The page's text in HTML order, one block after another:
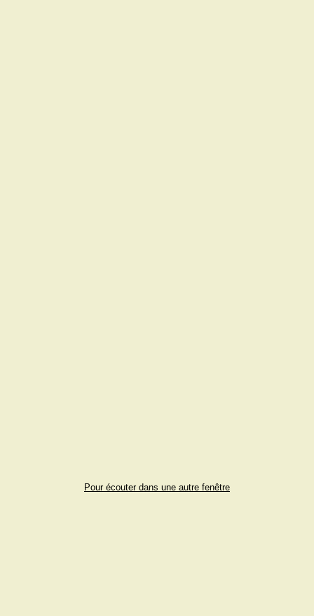
Pour écouter dans une autre fenêtre